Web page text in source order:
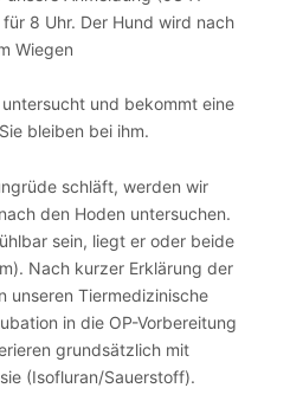
8 Uhr. Der Hund wird nach
Wiegen
und bekommt eine
bleiben bei ihm.
schläft, werden wir
den Hoden untersuchen.
sein, liegt er oder beide
Nach kurzer Erklärung der
unseren Tiermedizinische
in die OP-Vorbereitung
grundsätzlich mit
(Isofluran/Sauerstoff).